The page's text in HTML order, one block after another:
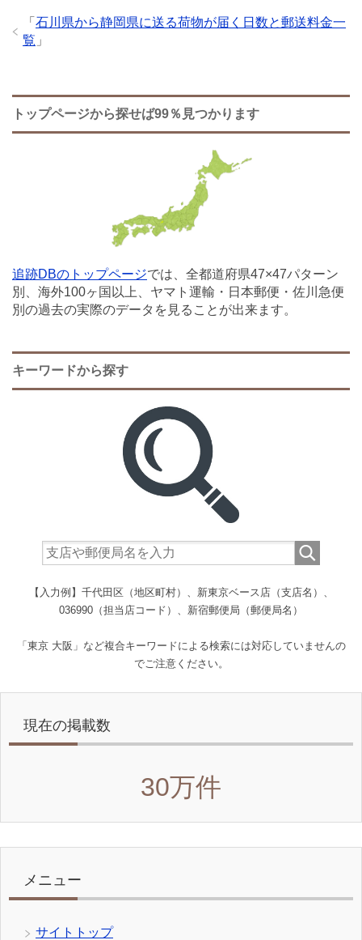
「 石川県から静岡県に送る荷物が届く日数と郵送料金一
覧 」
トップページから探せば99％見つかります
追跡DBのトップページでは、全都道府県47×47パターン
別、海外100ヶ国以上、ヤマト運輸・日本郵便・佐川急便
別の過去の実際のデータを見ることが出来ます。
キーワードから探す
【入力例】千代田区（地区町村）、新東京ベース店（支店名）、
036990（担当店コード）、新宿郵便局（郵便局名）
「東京 大阪」など複合キーワードによる検索には対応していませんの
でご注意ください。
現在の掲載数
30万件
メニュー
サイトトップ